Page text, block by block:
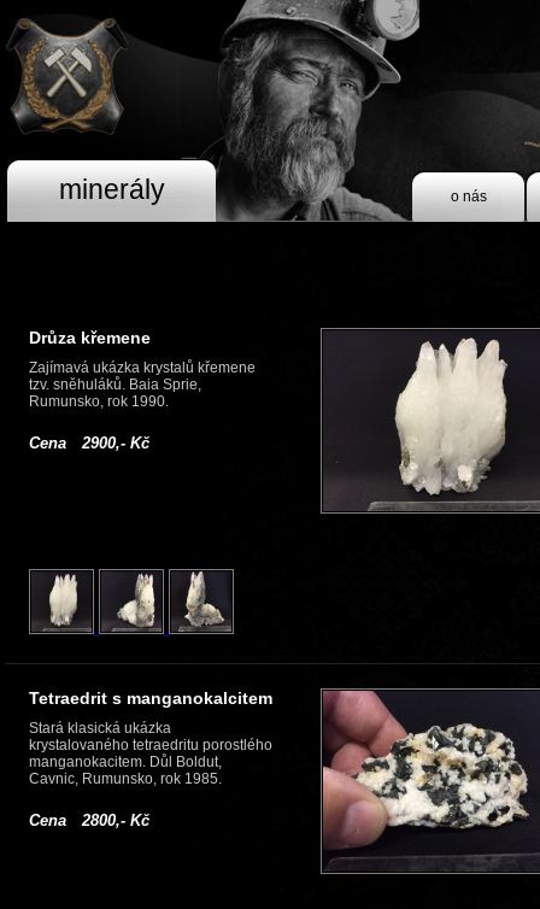
o nás
minerály
Drůza křemene
Zajímavá ukázka krystalů křemene
tzv. sněhuláků. Baia Sprie,
Rumunsko, rok 1990.
Cena 2900,- Kč
Tetraedrit s manganokalcitem
Stará klasická ukázka
krystalovaného tetraedritu porostlého
manganokacitem. Důl Boldut,
Cavnic, Rumunsko, rok 1985.
Cena 2800,- Kč